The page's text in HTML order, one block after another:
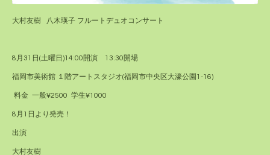
大村友樹 八木瑛子 フルートデュオコンサート
8月31日(土曜日)14:00開演 13:30開場
福岡市美術館 １階アートスタジオ(福岡市中央区大濠公園1-16)
料金 一般¥2500 学生¥1000
8月1日より発売！
出演
大村友樹